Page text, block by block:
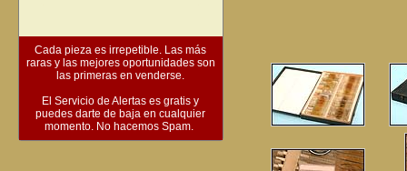
Cada pieza es irrepetible. Las más
raras y las mejores oportunidades son
las primeras en venderse.
El Servicio de Alertas es gratis y
puedes darte de baja en cualquier
momento. No hacemos Spam.